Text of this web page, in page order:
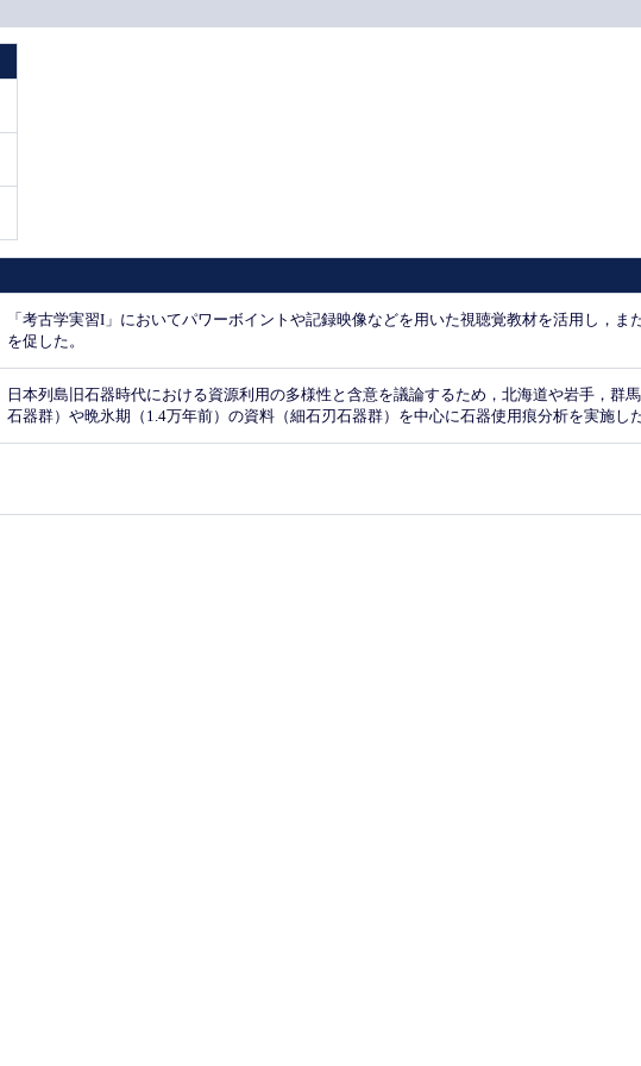
「考古学実習I」においてパワーボイントや記録映像などを用いた視聴覚教材を活用し，
を促した。
日本列島旧石器時代における資源利用の多様性と含意を議論するため，北海道や岩手，
石器群）や晩氷期（1.4万年前）の資料（細石刃石器群）を中心に石器使用痕分析を実施